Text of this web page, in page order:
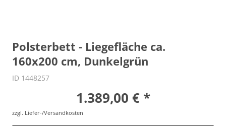
Polsterbett - Liegefläche ca.
160x200 cm, Dunkelgrün
ID 1448257
1.389,00 € *
zzgl. Liefer-/Versandkosten